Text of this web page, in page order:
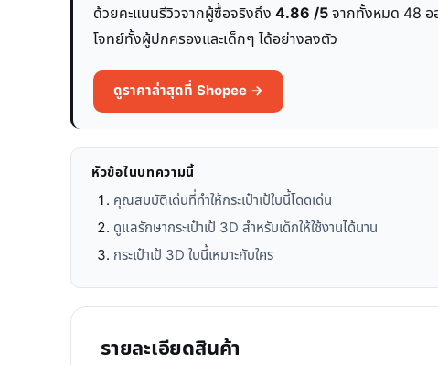
ด้วยคะแนนรีวิวจากผู้ซื้อจริงถึง 4.86 /5จากทั้งหมด 48 อ
โจทย์ทั้งผู้ปกครองและเด็กๆ ได้อย่างลงตัว
ดูราคาล่าสุดที่ Shopee →
หัวข้อในบทความนี้
คุณสมบัติเด่นที่ทำให้กระเป๋าเป้ใบนี้โดดเด่น
ดูแลรักษากระเป๋าเป้ 3D สำหรับเด็กให้ใช้งานได้นาน
กระเป๋าเป้ 3D ใบนี้เหมาะกับใคร
รายละเอียดสินค้า